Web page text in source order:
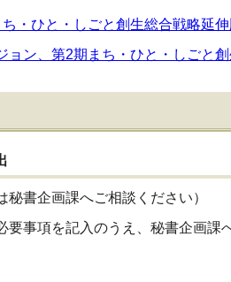
・ひと・しごと創生総合戦略延伸
ョン、第2期まち・ひと・しごと
秘書企画課へご相談ください）
要事項を記入のうえ、秘書企画課